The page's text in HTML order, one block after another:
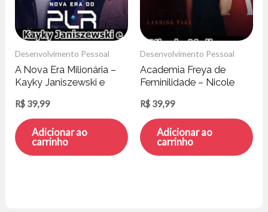
Desenvolvimento Pessoal
A Nova Era Milionária –
Kayky Janiszewski e
R$ 39,99
Adicionar ao
carrinho
Desenvolvimento Pessoal
Academia Freya de
Feminilidade – Nicole
R$ 39,99
Adicionar ao
carrinho